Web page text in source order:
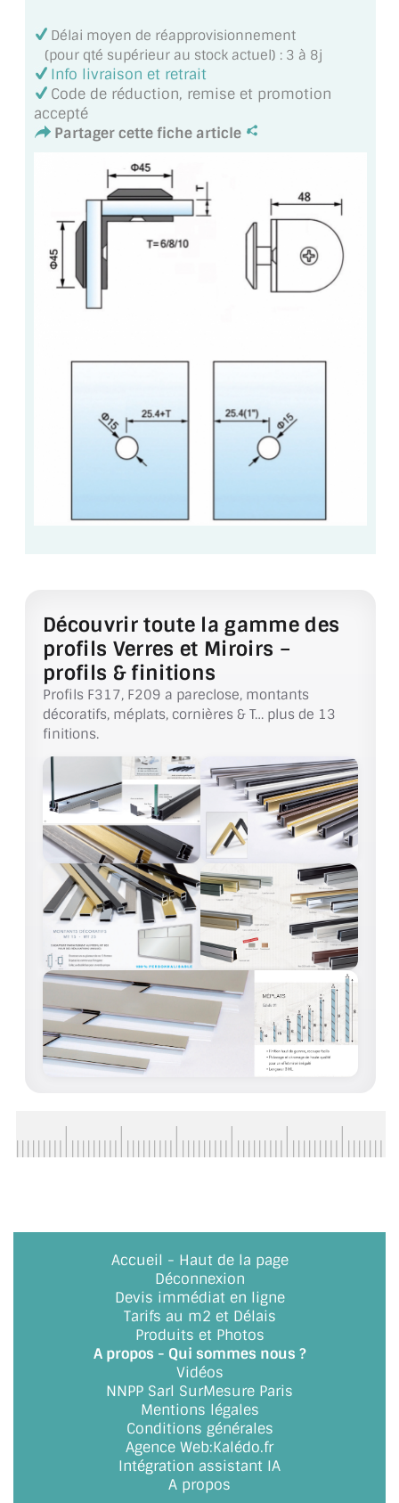
MIROIR POUR SALLE DE DANSE
MIROIR ENCADRÉ
MIROIR TV
VERRE EXTRACLAIR
VERRE TREMPÉ (SÉCURIT)
PAROI DE DOUCHE
VERRE FEUILLETÉ
VERRE FEUILLETÉ/TREMPÉ
DALLE DE SOL EN VERRE
VERRES TEXTURÉS
PLEXIGLAS PMMA
DOUBLE VITRAGE
ACCESSOIRES & QUINCAILLERIE
CATALOGUE DE PROFILS ET FIXATION DU
VERRE
LES FIXATIONS POUR MIROIR
LES PROFILS PAROI DE VERRE
VITRINE EN VERRE
CONNECTEURS ET ASSEMBLAGE DE VERRES
PLATS ET CORNIÈRES
LES CHARNIÈRES DE PORTE EN VERRE
BOUTONS ET POIGNÉES
SYSTÈMES PIVOTANTS
SYSTÈMES COULISSANTS
LE CATALOGUE ACCESSOIRES
(STROMBINOSCOPE)
ACCESSOIRES EN PROMOTIONS
EXEMPLES, RÉALISATIONS, INSPIRATIONS
NUANCIER RAL
COMMENT COUPER DU VERRE ?
Délai moyen de réapprovisionnement
(pour qté supérieur au stock actuel) : 3 à 8j
Info livraison et retrait
Code de réduction, remise et promotion
accepté
Partager cette fiche article
Découvrir toute la gamme des
profils Verres et Miroirs –
profils & finitions
Profils F317, F209 a pareclose, montants
décoratifs, méplats, cornières & T… plus de 13
finitions.
Accueil - Haut de la page
Déconnexion
Devis immédiat en ligne
Tarifs au m2 et Délais
Produits et Photos
A propos - Qui sommes nous ?
Vidéos
NNPP Sarl SurMesure Paris
Mentions légales
Conditions générales
Agence Web:Kalédo.fr
Intégration assistant IA
A propos